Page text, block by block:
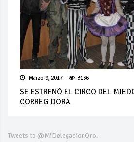
Marzo 9, 2017 3136
SE ESTRENÓ EL CIRCO DEL
CORREGIDORA
Tweets to @MiDelegacionQro.